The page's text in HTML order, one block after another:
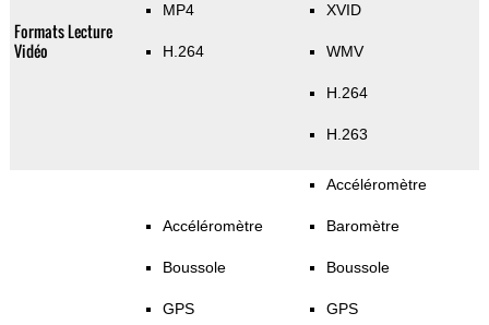
Formats Lecture
Vidéo
MP4
H.264
XVID
WMV
H.264
H.263
Accéléromètre
Boussole
GPS
Accéléromètre
Baromètre
Boussole
GPS